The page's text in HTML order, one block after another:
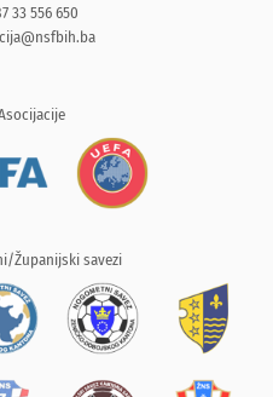
33 556 650
Županijski savezi